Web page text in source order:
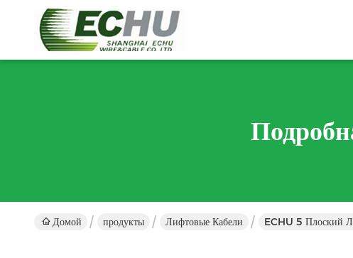
Домой продукты Лифтовые Кабели ECHU 5 Плоский